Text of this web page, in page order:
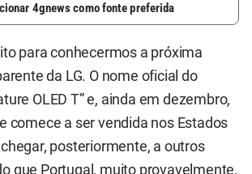
4gnews como fonte preferida
para conhecermos a próxima
da LG. O nome oficial do
OLED T” e, ainda em dezembro,
comece a ser vendida nos Estados
posteriormente, a outros
que Portugal, muito provavelmente,